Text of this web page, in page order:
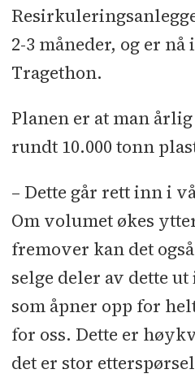
2-3 måneder, og er
Tragethon.
Planen er at man
rundt 10.000 tonn
– Dette går rett inn i
Om volumet økes
fremover kan det
selge deler av dette
som åpner opp for
for oss. Dette er
det er stor